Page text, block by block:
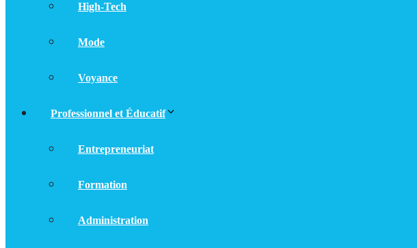
High-Tech
Mode
Voyance
Professionnel et Éducatif
Entrepreneuriat
Formation
Administration